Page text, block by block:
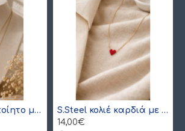
Kολιέ με xειροποίητο μονόγραμμα από γιαπωνέζικες χάντρες Miyuki , χρυσό
S.Steel κολιέ καρδιά με γιαπωνέζικες χάντρες Miyuki κόκκινο-χρυσό
14,00€